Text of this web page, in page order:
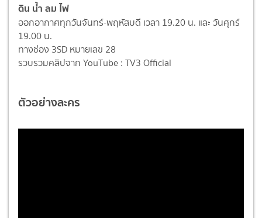
ดิน น้ำ ลม ไฟ
ออกอากาศทุกวันจันทร์-พฤหัสบดี เวลา 19.20 น. และ วันศุกร์
19.00 น.
ทางช่อง 3SD หมายเลข 28
รวบรวมคลิปจาก YouTube : TV3 Official
ตัวอย่างละคร